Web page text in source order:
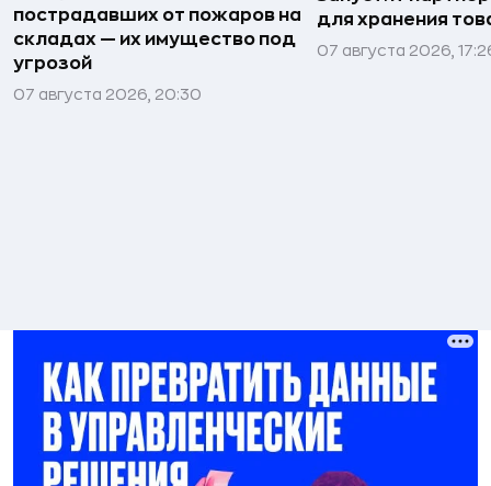
пострадавших от пожаров на
складах — их имущество под
угрозой
07 августа 2026, 20:30
для хранения
07 августа 2026,